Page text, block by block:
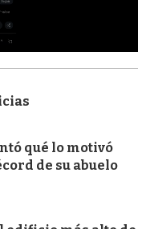
qué lo motivó
de su abuelo